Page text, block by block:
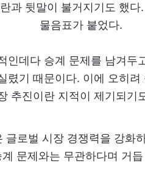
과 뒷말이 불거지기도 했다.
물음표가 붙었다.
인데다 승계 문제를 남겨두
렸기 때문이다. 이에 오히
추진이란 지적이 제기되기
글로벌 시장 경쟁력을 강화
문제와는 무관하다며 거